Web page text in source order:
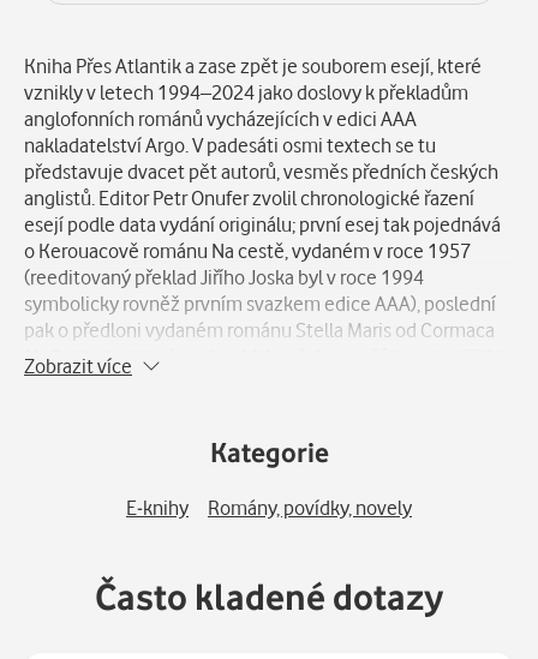
Popis
Kniha Přes Atlantik a zase zpět je souborem esejí, které
vznikly v letech 1994–2024 jako doslovy k překladům
anglofonních románů vycházejících v edici AAA
nakladatelství Argo. V padesáti osmi textech se tu
představuje dvacet pět autorů, vesměs předních českých
anglistů. Editor Petr Onufer zvolil chronologické řazení
esejí podle data vydání originálu; první esej tak pojednává
o Kerouacově románu Na cestě, vydaném v roce 1957
(reeditovaný překlad Jiřího Joska byl v roce 1994
symbolicky rovněž prvním svazkem edice AAA), poslední
pak o předloni vydaném románu Stella Maris od Cormaca
McCarthyho, který v edici AAA vyšel na počátku roku 2024.
Jednotlivé eseje přitom nenabízejí „jen“ zasvěcené
posledních třiceti let psalo a píše o jinojazyčných
čtenáře se zájmem o anglofonní literatury nebo studenty
Výbor Přes Atlantik a zase zpět přitom nemá ambici být
syntetickými dějinami anglofonní literatury (je ostatně
Zobrazit více
Kategorie
E-knihy Romány, povídky, novely
Často kladené dotazy